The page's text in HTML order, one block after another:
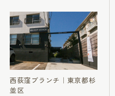
西荻窪ブランチ｜東京都杉
並区